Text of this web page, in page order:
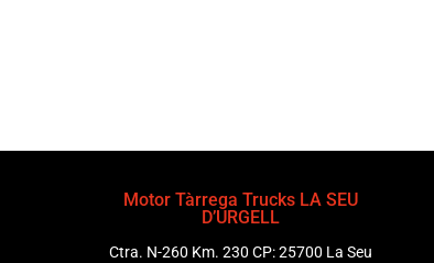
Motor Tàrrega Trucks LA SEU
D’URGELL
Ctra. N-260 Km. 230 CP: 25700 La Seu